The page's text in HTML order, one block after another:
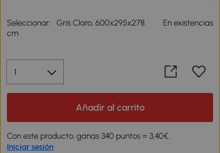
Seleccionar:
Gris Claro, 600x295x278
cm
En existencias
Añadir al carrito
Con este producto, ganas 340 puntos = 3,40€.
Iniciar sesión